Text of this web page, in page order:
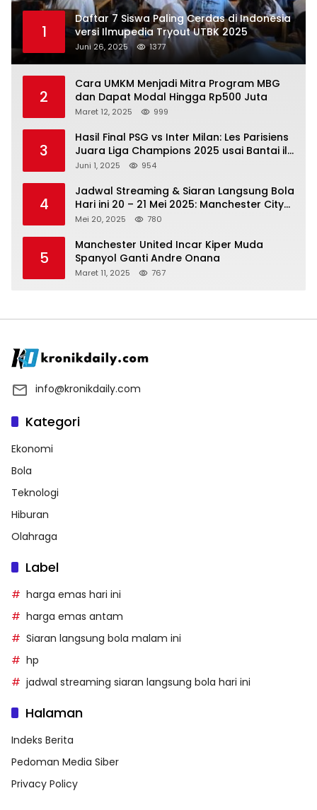
1
Daftar 7 Siswa Paling Cerdas di Indonesia
versi Ilmupedia Tryout UTBK 2025
Juni 26, 2025 1377
2
Cara UMKM Menjadi Mitra Program MBG
dan Dapat Modal Hingga Rp500 Juta
Maret 12, 2025 999
3
Hasil Final PSG vs Inter Milan: Les Parisiens
Juara Liga Champions 2025 usai Bantai il
Nerazzurri
Juni 1, 2025 954
4
Jadwal Streaming & Siaran Langsung Bola
Hari ini 20 – 21 Mei 2025: Manchester City
vs Bournemouth
Mei 20, 2025 780
5
Manchester United Incar Kiper Muda
Spanyol Ganti Andre Onana
Maret 11, 2025 767
info@kronikdaily.com
Kategori
Ekonomi
Bola
Teknologi
Hiburan
Olahraga
Label
harga emas hari ini
harga emas antam
Siaran langsung bola malam ini
hp
jadwal streaming siaran langsung bola hari ini
Halaman
Indeks Berita
Pedoman Media Siber
Privacy Policy